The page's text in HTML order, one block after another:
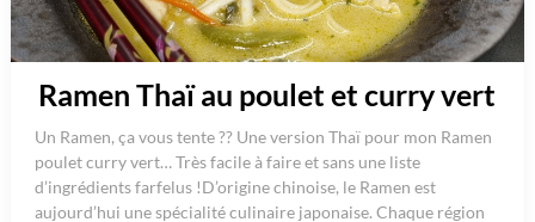
Ramen Thaï au poulet et curry vert
Un Ramen, ça vous tente ?? Une version Thaï pour mon Ramen
poulet curry vert… Très facile à faire et sans une liste
d’ingrédients farfelus !D’origine chinoise, le Ramen est
aujourd’hui une spécialité culinaire japonaise. Chaque région